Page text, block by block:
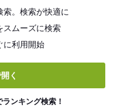
索。検索が快適に
スムーズに検索
に利用開始
く
ンキング検索！